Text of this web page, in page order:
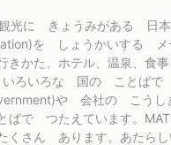
光に きょうみがある 日
を しょうかいする メ
かた、ホテル、温泉、食事
ろいろな 国の ことばで
や 会社の こう
で つたえています。
くさん あります。あたら